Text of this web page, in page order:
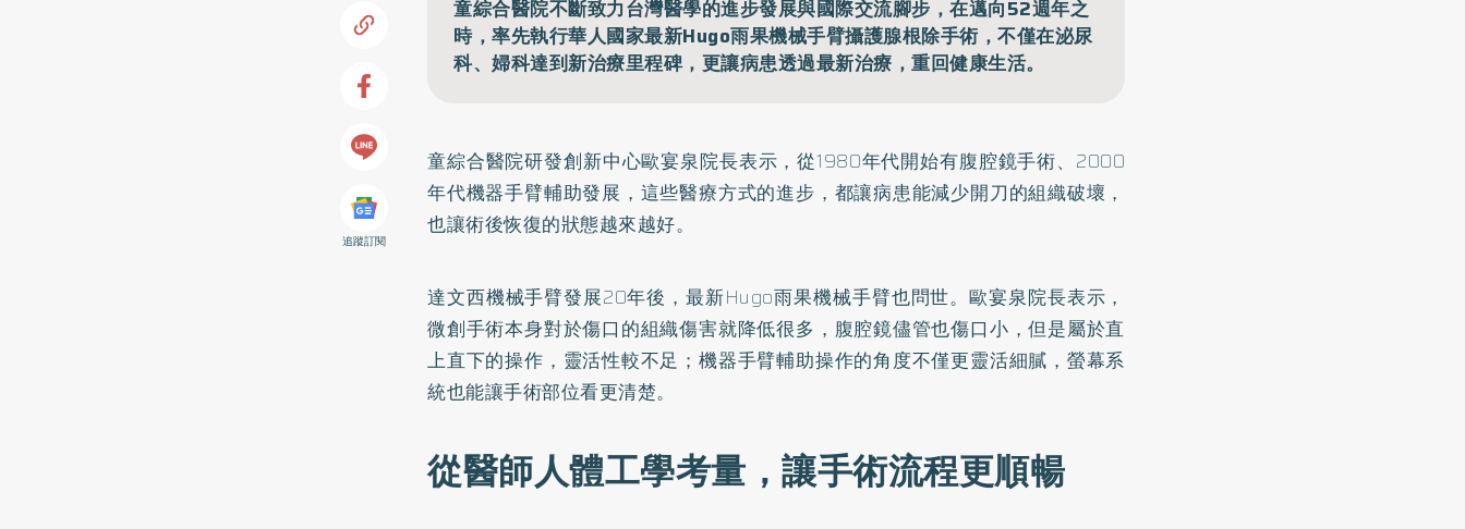
追蹤訂閱
童綜合醫院不斷致力台灣醫學的進步發展與國際交流腳步，在邁向52週年之
時，率先執行華人國家最新Hugo雨果機械手臂攝護腺根除手術，不僅在泌尿
科、婦科達到新治療里程碑，更讓病患透過最新治療，重回健康生活。
童綜合醫院研發創新中心歐宴泉院長表示，從1980年代開始有腹腔鏡手術、2000
年代機器手臂輔助發展，這些醫療方式的進步，都讓病患能減少開刀的組織破壞，
也讓術後恢復的狀態越來越好。
達文西機械手臂發展20年後，最新Hugo雨果機械手臂也問世。歐宴泉院長表示，
微創手術本身對於傷口的組織傷害就降低很多，腹腔鏡儘管也傷口小，但是屬於直
上直下的操作，靈活性較不足；機器手臂輔助操作的角度不僅更靈活細膩，螢幕系
統也能讓手術部位看更清楚。
從醫師人體工學考量，讓手術流程更順暢